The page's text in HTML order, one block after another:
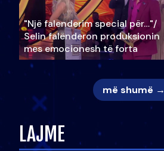
"Një falenderim special për…"/
Selin falënderon produksionin
mes emocionesh të forta
më shumë →
LAJME